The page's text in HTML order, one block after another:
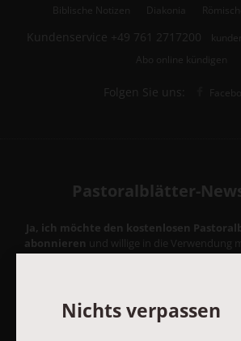
Biblische Notizen
Diakonia
Kundenservice +49 761 2717200
Abo online kündigen
Folgen Sie uns:
Pastoralblätter-
Ja, ich möchte den kostenlosen
abonnieren und willige in die Verwendung
zum Zweck des E-Mail-Marketings durch
Ich bin einverstanden, dass mein
Nutzungsverhalten in Newsletter und E-
Nichts verpassen